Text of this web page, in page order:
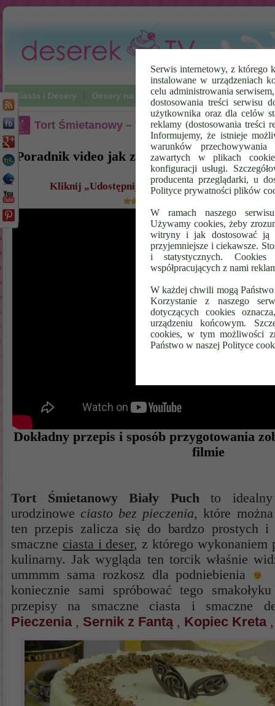
Serwis internetowy, z którego
instalowane w urządzeniach
celu administrowania
dostosowania treści serwisu
użytkownika oraz dla celów
reklamy (dostosowania treści
Informujemy, że istnieje
warunków
zawartych w plikach
konfiguracji usługi.
producenta przeglądarki, u
Polityce prywatności plików
W ramach naszego
Używamy cookies, żeby
witryny i jak dostosować ją
przyjemniejsze i ciekawsze.
i statystycznych.
współpracujących z nami
W każdej chwili mogą
Korzystanie z naszego
dotyczących cookies
urządzeniu końcowym.
cookies, w tym możliwości
Państwo w naszej Polityce
Ciasta i Desery Desery na zimno Napoje Poradniki
Tort Śmietanowy – Torcik Biały Puch
Poradnik video jak zrobićTort
– Film HD
Kliknij „Udostępnij” i Pobierz Kod – umieść ten
41 ocena, 10
Dokładny przepis i sposób przygotowania
filmie
Tort Śmietanowy Biały Puchto
urodzinoweciasto bez pieczenia, które
ten przepis zalicza się do bardzo prostych i
smaczne ciasta i deser, z którego wykonaniem
kulinarny. Jak wygląda ten torcik właśnie
ummmm sama rozkosz dla podniebienia
koniecznie sami spróbować tego
przepisy na smaczne ciasta i smaczne
Pieczenia , Sernik z Fantą, Kopiec Kreta